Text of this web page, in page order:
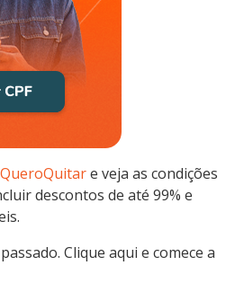
QueroQuitare veja as condições
descontos de até 99% e
Clique aqui e comece a